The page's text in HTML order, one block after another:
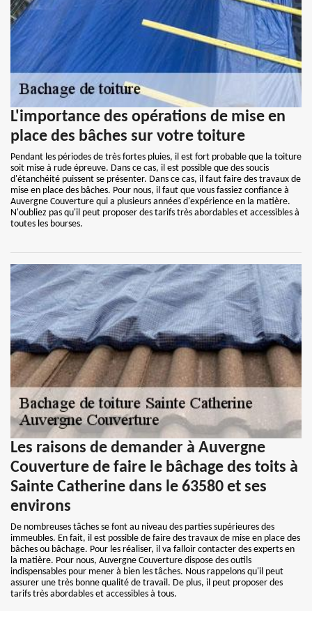
L'importance des opérations de mise en
place des bâches sur votre toiture
Pendant les périodes de très fortes pluies, il est fort probable que la toiture
soit mise à rude épreuve. Dans ce cas, il est possible que des soucis
d'étanchéité puissent se présenter. Dans ce cas, il faut faire des travaux de
mise en place des bâches. Pour nous, il faut que vous fassiez confiance à
Auvergne Couverture qui a plusieurs années d'expérience en la matière.
N'oubliez pas qu'il peut proposer des tarifs très abordables et accessibles à
toutes les bourses.
Les raisons de demander à Auvergne
Couverture de faire le bâchage des toits à
Sainte Catherine dans le 63580 et ses
environs
De nombreuses tâches se font au niveau des parties supérieures des
immeubles. En fait, il est possible de faire des travaux de mise en place des
bâches ou bâchage. Pour les réaliser, il va falloir contacter des experts en
la matière. Pour nous, Auvergne Couverture dispose des outils
indispensables pour mener à bien les tâches. Nous rappelons qu'il peut
assurer une très bonne qualité de travail. De plus, il peut proposer des
tarifs très abordables et accessibles à tous.